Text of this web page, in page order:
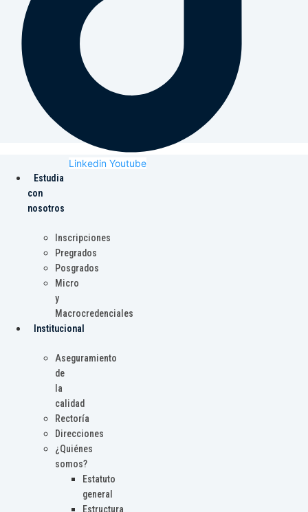
Linkedin Youtube
Estudia
con
nosotros
Inscripciones
Pregrados
Posgrados
Micro
y
Macrocredenciales
Institucional
Aseguramiento
de
la
calidad
Rectoría
Direcciones
¿Quiénes
somos?
Estatuto
general
Estructura